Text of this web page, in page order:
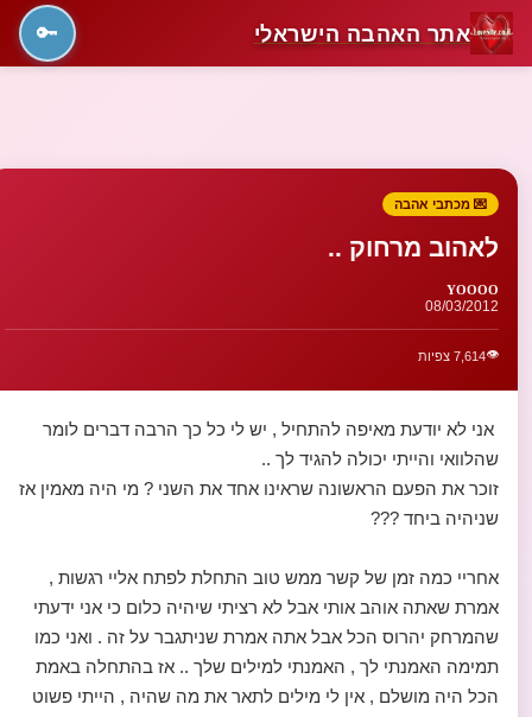
אתר האהבה הישראלי 🔑
💌 מכתבי אהבה
לאהוב מרחוק ..
YOOOO
08/03/2012
👁️7,614 צפיות
אני לא יודעת מאיפה להתחיל , יש לי כל כך הרבה דברים לומר
שהלוואי והייתי יכולה להגיד לך ..
זוכר את הפעם הראשונה שראינו אחד את השני ? מי היה מאמין אז
שניהיה ביחד ???
אחריי כמה זמן של קשר ממש טוב התחלת לפתח אליי רגשות ,
אמרת שאתה אוהב אותי אבל לא רציתי שיהיה כלום כי אני ידעתי
שהמרחק יהרוס הכל אבל אתה אמרת שניתגבר על זה . ואני כמו
תמימה האמנתי לך , האמנתי למילים שלך .. אז בהתחלה באמת
הכל היה מושלם , אין לי מילים לתאר את מה שהיה , הייתי פשוט